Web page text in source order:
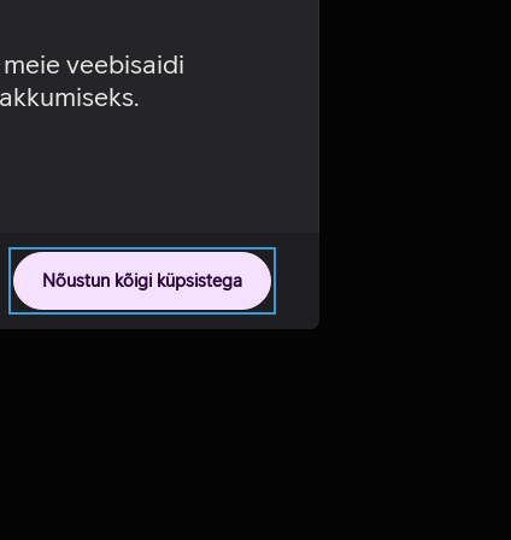
veebisaidi
Nõustun kõigi küpsistega